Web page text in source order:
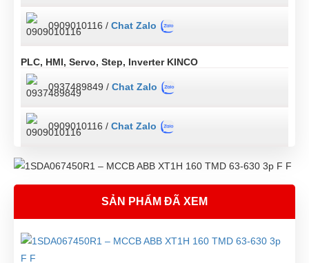
0909010116 / Chat Zalo
PLC, HMI, Servo, Step, Inverter KINCO
0937489849 / Chat Zalo
0909010116 / Chat Zalo
SẢN PHẨM ĐÃ XEM